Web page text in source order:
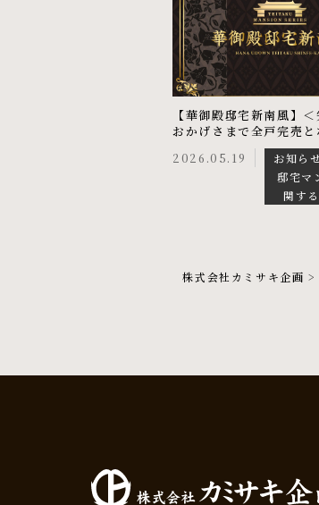
【華御殿邸宅新南風】
おかげさまで全戸完売と
2026.05.19
お知ら
邸宅マ
関す
株式会社カミサキ企画 >